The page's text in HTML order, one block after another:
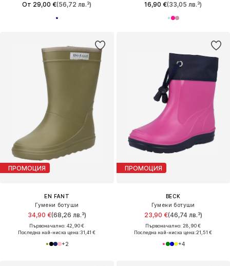
От 29,00 €(56,72 лв.³) 16,90 €(33,05 лв.³)
ПРОМОЦИЯ
EN FANT
Гумени ботуши
34,90 €(68,26 лв.³)
Първоначално: 42,90 €
Последна най-ниска цена:31,41 €
+2
ПРОМОЦИЯ
BECK
Гумени ботуши
23,90 €(46,74 лв.³)
Първоначално: 28,90 €
Последна най-ниска цена:21,51 €
+4